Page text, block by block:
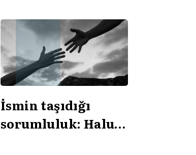
İsmin taşıdığı
sorumluluk: Haluk